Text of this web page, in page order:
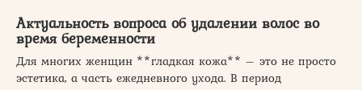
Актуальность вопроса об удалении волос во
время беременности
Для многих женщин **гладкая кожа** – это не просто
эстетика, а часть ежедневного ухода. В период